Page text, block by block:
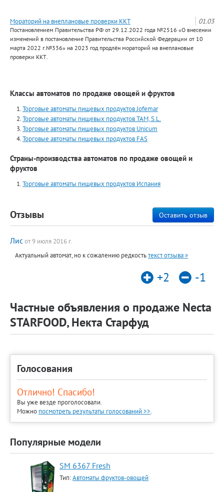
01.03
Мораторий на внеплановые проверки ККТ
Постановлением Правительства РФ от 29.12.2022 года №2516 «О внесении
изменений в постановление Правительства Российской Федерации от 10
марта 2022 г.№336» на 2023 год продлён мораторий на внеплановые
проверки ККТ.
Классы автоматов по продаже овощей и фруктов
Торговые автоматы пищевых продуктов Jofemar
Торговые автоматы пищевых продуктов TAM, S.L.
Торговые автоматы пищевых продуктов Unicum
Торговые автоматы пищевых продуктов FAS
Страны-производства автоматов по продаже овощей и
фруктов
Торговые автоматы пищевых продуктов Испания
Оставить отзыв
Отзывы
Лисот 9 июля 2016 г.
Актуальный автомат, но к сожалению редкостьтекст отзыва »
+2
-1
Частные объявления о продаже Necta
STARFOOD, Некта Старфуд
Голосования
Отлично! Спасибо!
Вы уже везде проголосовали.
Можно посмотреть результаты голосований >>.
Популярные модели
SM 6367 Fresh
Тип:Автоматы фруктов-овощей